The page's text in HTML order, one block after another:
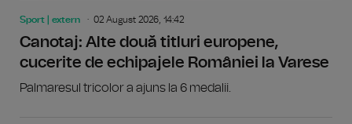
Sport | extern 02 August 2026, 14:42
Canotaj: Alte două titluri europene,
cucerite de echipajele României la Varese
Palmaresul tricolor a ajuns la 6 medalii.